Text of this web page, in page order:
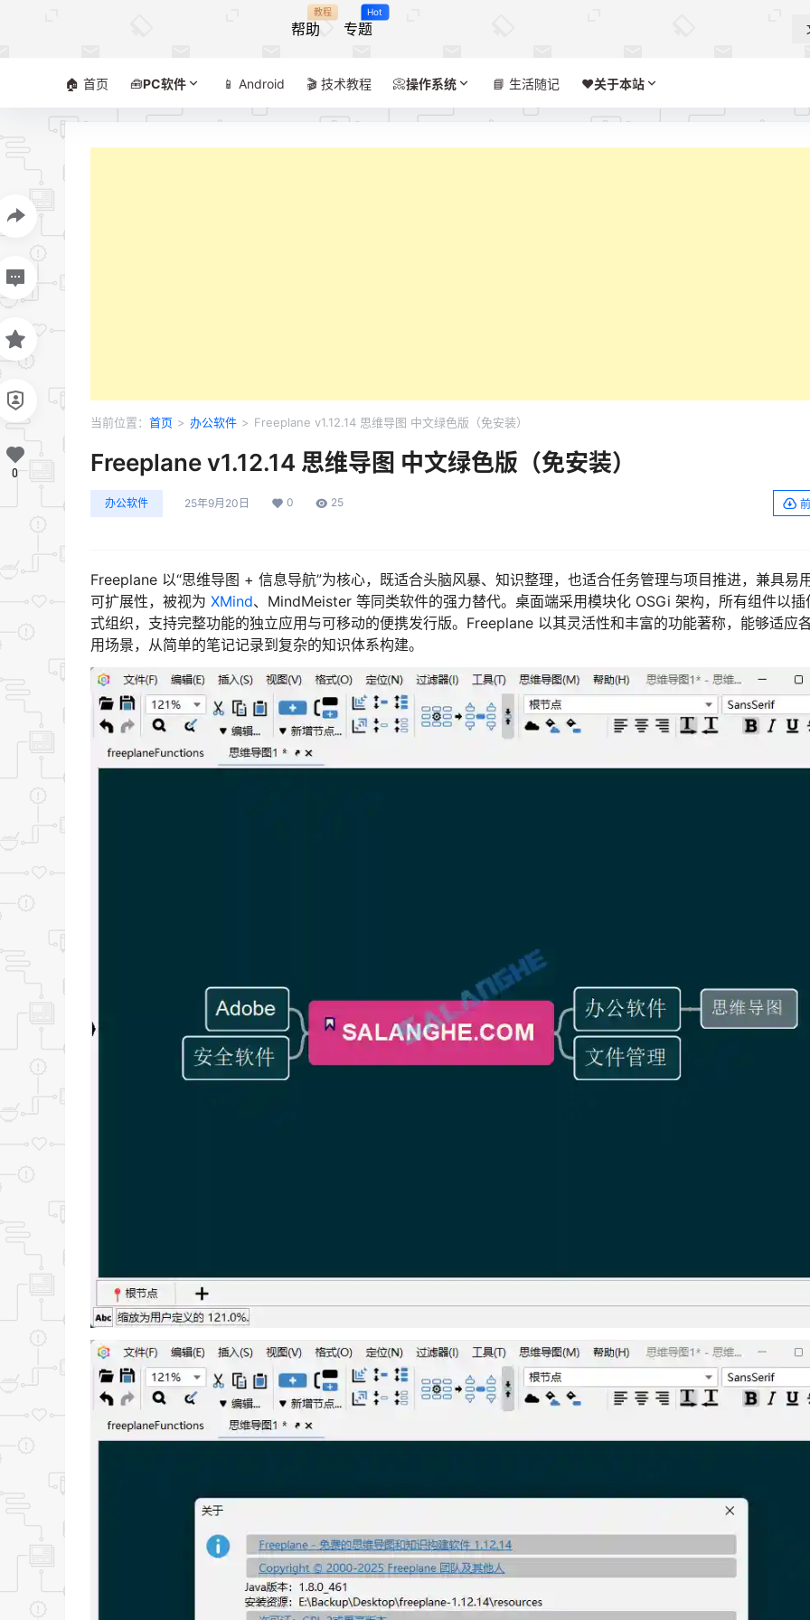
帮助
教程
专题
Hot
🏠 首页 🧰PC软件 📱 Android 🎬 技术教程 📀操作系统 📘 生活随记 ❤️‍关于本站
当前位置： 首页 > 办公软件 > Freeplane v1.12.14 思维导图 中文绿色版（免安装）
Freeplane v1.12.14 思维导图 中文绿色版（免安装）
办公软件 25年9月20日 0 25
Freeplane 以“思维导图 + 信息导航”为核心，既适合头脑风暴、知识整理，也适合任务管理与项目推进，兼具易
可扩展性，被视为 XMind、MindMeister 等同类软件的强力替代。桌面端采用模块化 OSGi 架构，所有组件以插
式组织，支持完整功能的独立应用与可移动的便携发行版。Freeplane 以其灵活性和丰富的功能著称，能够适应
用场景，从简单的笔记记录到复杂的知识体系构建。
0